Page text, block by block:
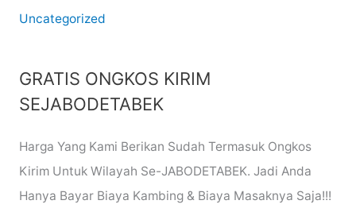
Uncategorized
GRATIS ONGKOS KIRIM
SEJABODETABEK
Harga Yang Kami Berikan Sudah Termasuk Ongkos
Kirim Untuk Wilayah Se-JABODETABEK. Jadi Anda
Hanya Bayar Biaya Kambing & Biaya Masaknya Saja!!!